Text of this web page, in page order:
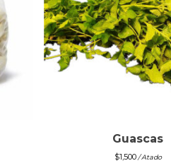
Guascas
$1,500/ Atado